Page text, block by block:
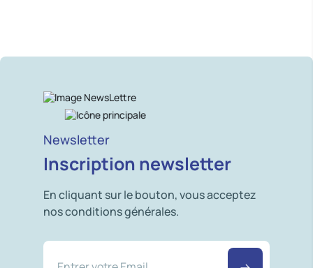
Newsletter
Inscription newsletter
En cliquant sur le bouton, vous acceptez
nos conditions générales.